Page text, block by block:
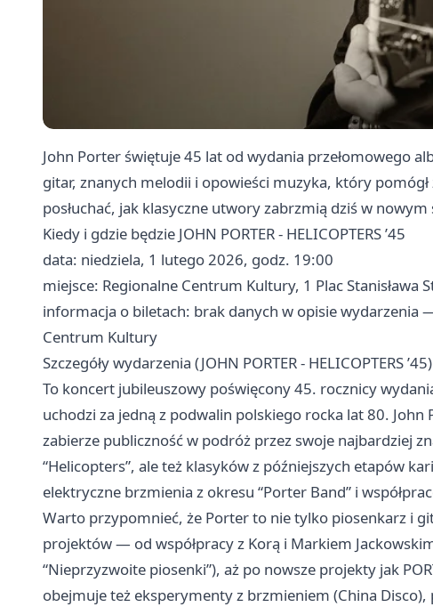
John Porter świętuje 45 lat od wydania przełomowego
gitar, znanych melodii i opowieści muzyka, który
posłuchać, jak klasyczne utwory zabrzmią dziś w nowym
Kiedy i gdzie będzie JOHN PORTER - HELICOPTERS ’45
data: niedziela, 1 lutego 2026, godz. 19:00
miejsce: Regionalne Centrum Kultury, 1 Plac Stanisława
informacja o biletach: brak danych w opisie
Centrum Kultury
Szczegóły wydarzenia (JOHN PORTER - HELICOPTERS ’45)
To koncert jubileuszowy poświęcony 45. rocznicy
uchodzi za jedną z podwalin polskiego rocka lat 80.
zabierze publiczność w podróż przez swoje najbardziej
“Helicopters”, ale też klasyków z późniejszych etapów
elektryczne brzmienia z okresu “Porter Band” i
Warto przypomnieć, że Porter to nie tylko piosenkarz i
projektów — od współpracy z Korą i Markiem
“Nieprzyzwoite piosenki”), aż po nowsze projekty jak
obejmuje też eksperymenty z brzmieniem (China